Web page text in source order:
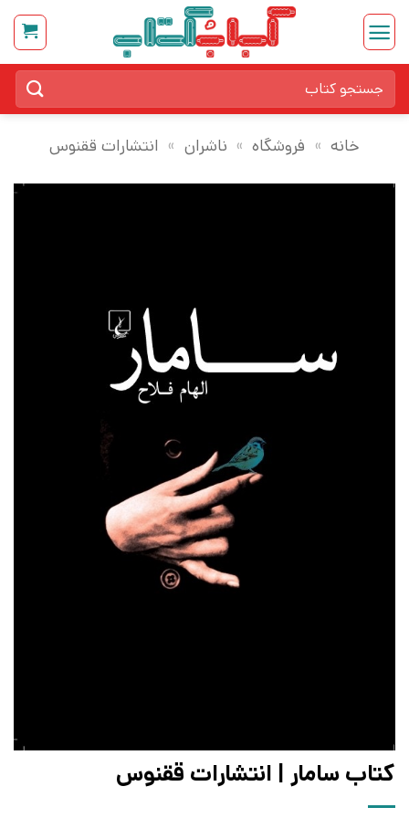
Skip
content
برای:
خانه » فروشگاه » ناشران » انتشارات ققنوس
کتاب سامار | انتشارات ققنوس